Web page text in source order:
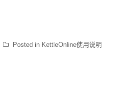
Posted in KettleOnline使用说明